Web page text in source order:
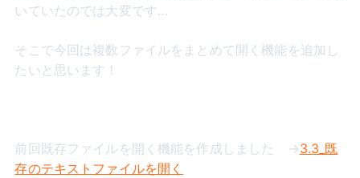
いていたのでは大変です…
そこで今回は複数ファイルをまとめて開く機能を追加し
たいと思います！
前回既存ファイルを開く機能を作成しました →3.3_既
存のテキストファイルを開く